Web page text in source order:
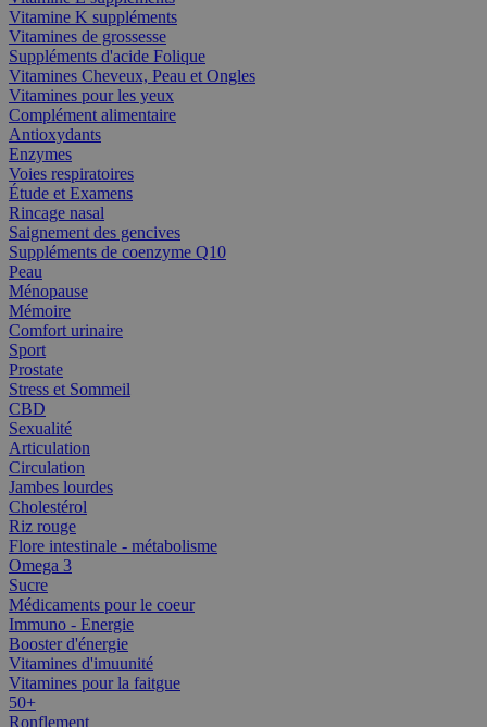
Vitamine K suppléments
Vitamines de grossesse
Suppléments d'acide Folique
Vitamines Cheveux, Peau et Ongles
Vitamines pour les yeux
Complément alimentaire
Antioxydants
Enzymes
Voies respiratoires
Étude et Examens
Rincage nasal
Saignement des gencives
Suppléments de coenzyme Q10
Peau
Ménopause
Mémoire
Comfort urinaire
Sport
Prostate
Stress et Sommeil
CBD
Sexualité
Articulation
Circulation
Jambes lourdes
Cholestérol
Riz rouge
Flore intestinale - métabolisme
Omega 3
Sucre
Médicaments pour le coeur
Immuno - Energie
Booster d'énergie
Vitamines d'imuunité
Vitamines pour la faitgue
50+
Ronflement